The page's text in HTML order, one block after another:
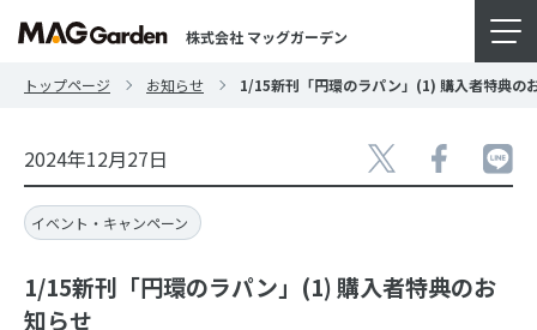
株式会社 マッグガーデン
トップページ お知らせ 1/15新刊「円環のラパン」(1) 購入者特典の
2024年12月27日
イベント・キャンペーン
1/15新刊「円環のラパン」(1) 購入者特典のお
知らせ